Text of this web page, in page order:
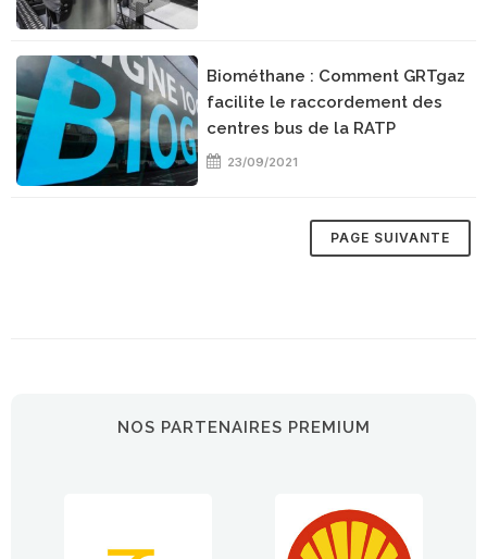
Biométhane : Comment GRTgaz
facilite le raccordement des
centres bus de la RATP
23/09/2021
NOS PARTENAIRES PREMIUM